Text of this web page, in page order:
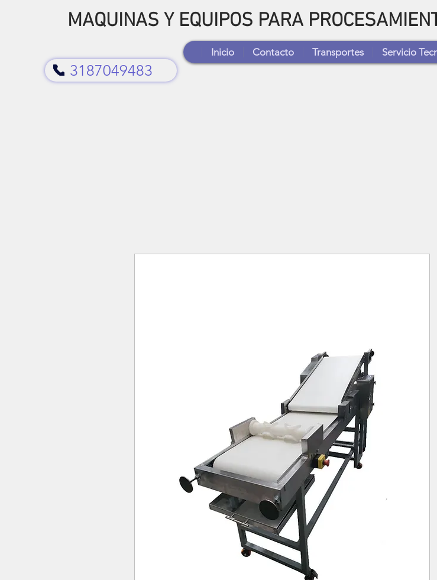
Inicio Contacto Transportes Servicio
MAQUINAS Y EQUIPOS PARA
3187049483